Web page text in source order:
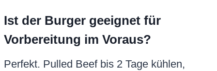
Ist der Burger geeignet für
Vorbereitung im Voraus?
Perfekt. Pulled Beef bis 2 Tage kühlen,